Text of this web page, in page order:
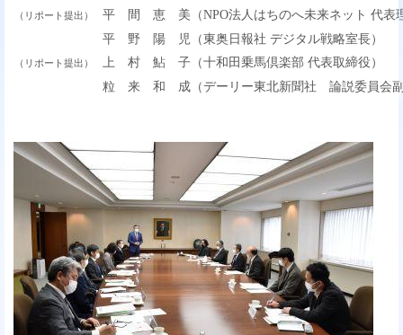
（リポート提出）
平 間 恵 美（NPO法人はちのへ未来ネット 代表
平 野 陽 児（東奥日報社 デジタル戦略室長）
（リポート提出）
上 村 鮎 子（十和田乗馬倶楽部 代表取締役）
粒 来 和 成（デーリー東北新聞社 論説委員会副